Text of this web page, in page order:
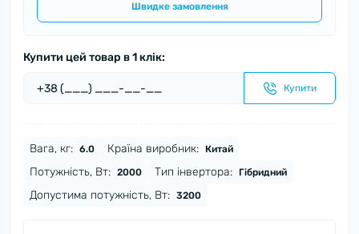
Швидке замовлення
Купити цей товар в 1 клік:
Купити
Вага, кг: 6.0 Країна виробник: Китай
Потужність, Вт: 2000 Тип інвертора: Гібридний
Допустима потужність, Вт: 3200